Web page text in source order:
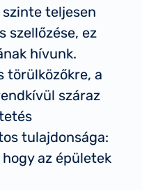
teljesen
szellőzése, ez
hívunk.
törülközőkre, a
száraz
tulajdonsága:
az épületek